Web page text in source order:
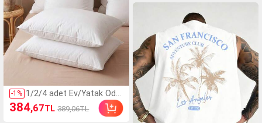
-1 % 1/2/4 adet Ev/Yatak Oda
sı Dekoratif Yastık Ekleri,
Yumuşak ve Kabarık İç D
384,67TL 389,06TL
Kullanım İçin Uygun